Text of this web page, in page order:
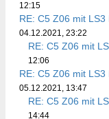
12:15
RE: C5 Z06 mit LS3
04.12.2021, 23:22
RE: C5 Z06 mit
12:06
RE: C5 Z06 mit LS3
05.12.2021, 13:47
RE: C5 Z06 mit
14:44